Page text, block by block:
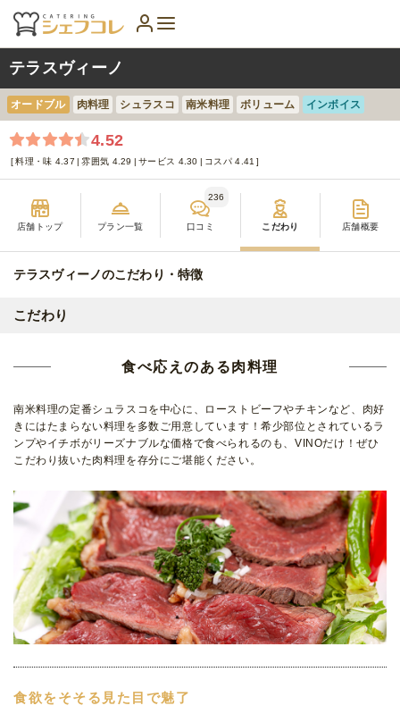
テラスヴィーノ
オードブル 肉料理 シュラスコ 南米料理 ボリューム インボイス
4.52
料理・味 4.37 雰囲気 4.29 サービス 4.30 コスパ 4.41
店舗トップ プラン一覧 口コミ
236
こだわり 店舗概要
テラスヴィーノのこだわり・特徴
こだわり
食べ応えのある肉料理
南米料理の定番シュラスコを中心に、ローストビーフやチキンなど、肉好
きにはたまらない料理を多数ご用意しています！希少部位とされているラ
ンプやイチボがリーズナブルな価格で食べられるのも、VINOだけ！ぜひ
こだわり抜いた肉料理を存分にご堪能ください。
食欲をそそる見た目で魅了